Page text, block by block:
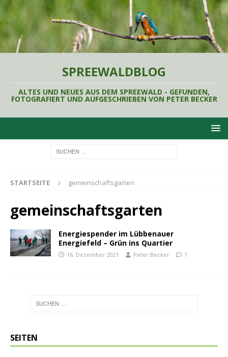
SPREEWALDBLOG
ALTES UND NEUES AUS DEM SPREEWALD - GEFUNDEN,
FOTOGRAFIERT UND AUFGESCHRIEBEN VON PETER BECKER
STARTSEITE gemeinschaftsgarten
gemeinschaftsgarten
Energiespender im Lübbenauer
Energiefeld – Grün ins Quartier
16. Dezember 2021 Peter Becker 1
SEITEN